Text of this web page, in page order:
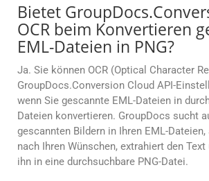
Bietet
OCR beim Konvertieren
EML-Dateien in PNG?
Ja. Sie können OCR (Optical Character
GroupDocs.Conversion Cloud API-
wenn Sie gescannte EML-Dateien in
Dateien konvertieren. GroupDocs sucht
gescannten Bildern in Ihren EML-Dateien,
nach Ihren Wünschen, extrahiert den
ihn in eine durchsuchbare PNG-Datei.